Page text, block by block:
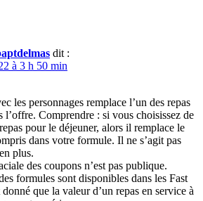
dit :
à 3 h 50 min
les personnages remplace l’un des repas
l’offre. Comprendre : si vous choisissez de
pour le déjeuner, alors il remplace le
dans votre formule. Il ne s’agit pas
plus.
des coupons n’est pas publique.
formules sont disponibles dans les Fast
que la valeur d’un repas en service à